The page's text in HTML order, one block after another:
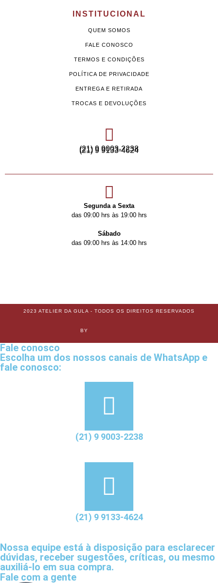
INSTITUCIONAL
QUEM SOMOS
FALE CONOSCO
TERMOS E CONDIÇÕES
POLÍTICA DE PRIVACIDADE
ENTREGA E RETIRADA
TROCAS E DEVOLUÇÕES
(21) 9 9003-2238
(21) 9 9133-4624
Segunda a Sexta
das 09:00 hrs às 19:00 hrs
Sábado
das 09:00 hrs às 14:00 hrs
2023 ATELIER DA GULA - TODOS OS DIREITOS RESERVADOS
BY
Fale conosco
Escolha um dos nossos canais de WhatsApp e
fale conosco:
(21) 9 9003-2238
(21) 9 9133-4624
Nossa equipe está à disposição para esclarecer
dúvidas, receber sugestões, críticas, ou mesmo
auxiliá-lo em sua compra.
Fale com a gente